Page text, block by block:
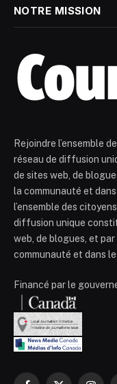
NOTRE MISSION
Rejoindre l’ensemble
réseau de diffusion
de sites web, de
la communauté et
l’ensemble des
diffusion unique
web, de blogues, et
communauté et dans
Financé par le